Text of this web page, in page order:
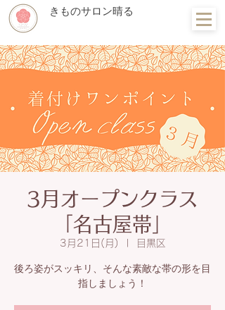
きものサロン晴る
3月オープンクラス
「名古屋帯」
3月21日(月) 目黒区
後ろ姿がスッキリ、そんな素敵な帯の形を目
指しましょう！